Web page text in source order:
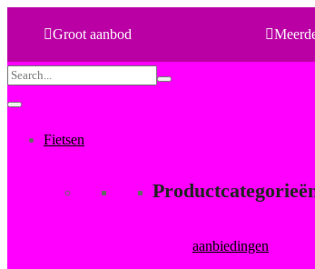
Groot aanbod
Search
for:
Fietsen
aanbiedingen